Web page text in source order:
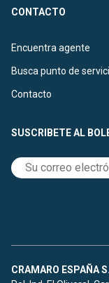
CONTACTO
Encuentra agente
Busca punto de
Contacto
SUSCRIBETE AL
CRAMARO ESPAÑA